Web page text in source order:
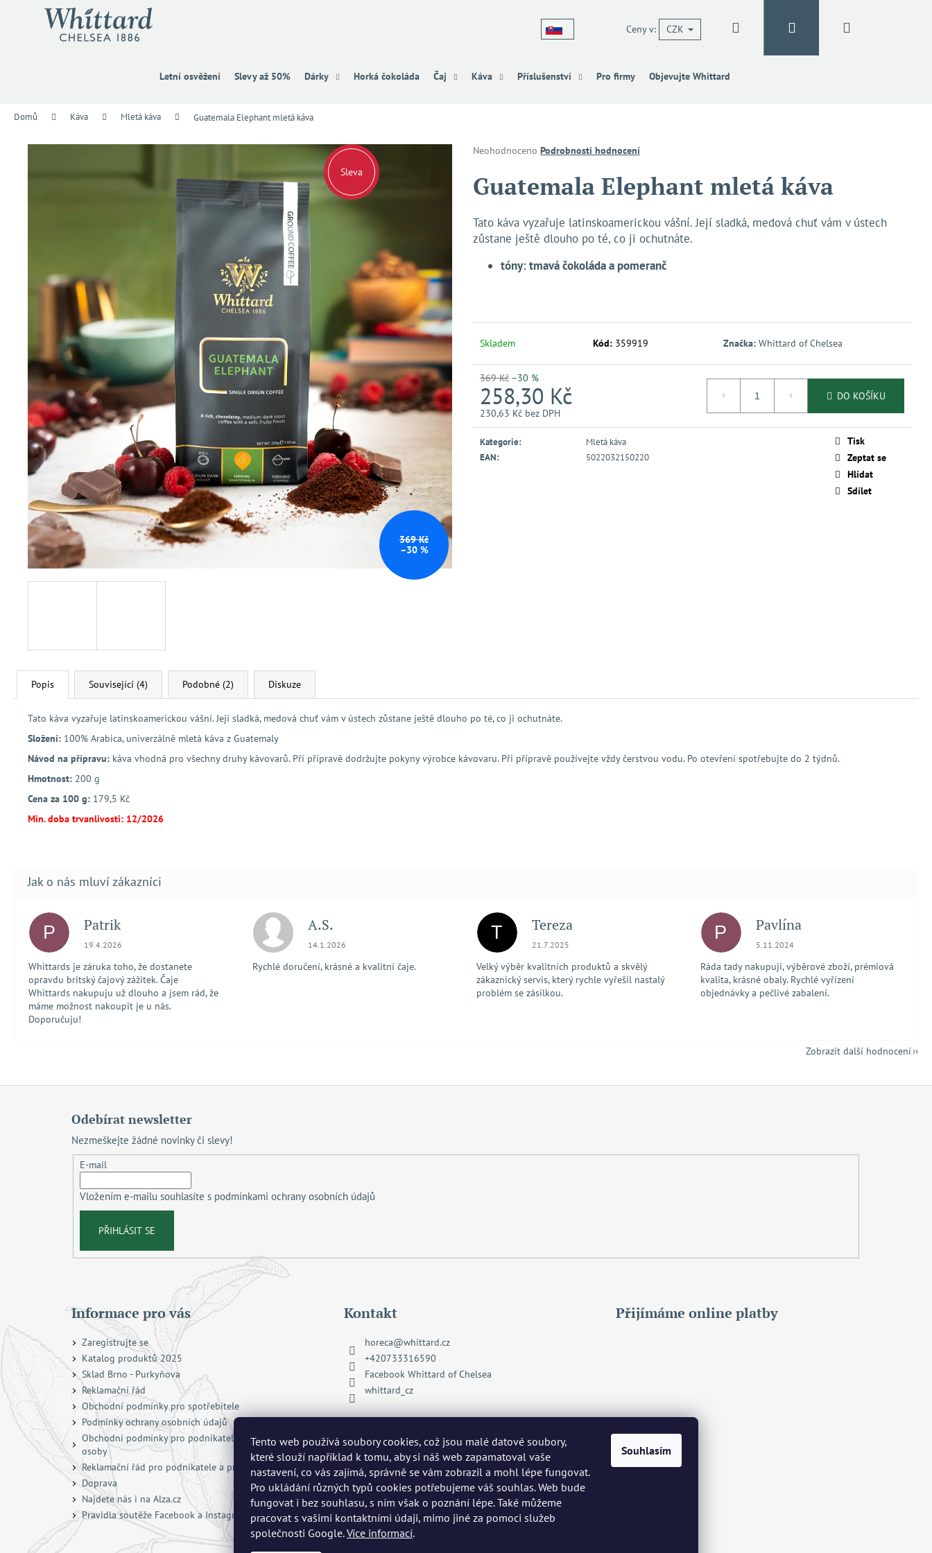
Tento web používá soubory cookies, což jsou malé datové soubory,
které slouží například k tomu, aby si náš web zapamatoval vaše
nastavení, co vás zajímá, správně se vám zobrazil a mohl lépe fungovat.
Pro ukládání různých typů cookies potřebujeme váš souhlas. Web bude
fungovat i bez souhlasu, s ním však o poznání lépe. Také můžeme
pracovat s vašimi kontaktními údaji, mimo jiné za pomoci služeb
společnosti Google.Více informací.
Souhlasím
Letní osvěžení Slevy až 50% Dárky Horká čokoláda Čaj Káva Příslušenství Pro firmy Objevujte Whittard
Ceny v: CZK Přihlášení
Domů Káva Mletá káva Guatemala Elephant mletá káva
Průměrné
produktu
je
z
5
hvězdiček.
Neohodnoceno Podrobnosti hodnocení
Guatemala Elephant mletá káva
Tato káva vyzařuje latinskoamerickou vášní. Její sladká, medová chuť vám v ústech
zůstane ještě dlouho po té, co ji ochutnáte.
tóny: tmavá čokoláda a pomeranč
Skladem Kód: 359919 Značka:Whittard of Chelsea
369 Kč –30 %
258,30 Kč
230,63 Kč bez DPH
Měrná
cena:
DO KOŠÍKU
Kategorie:
Mletá káva
EAN: 5022032150220
Tisk
Zeptat se
Hlídat
Sdílet
Sleva
369 Kč
–30 %
Popis Související (4) Podobné (2) Diskuze
Tato káva vyzařuje latinskoamerickou vášní. Její sladká, medová chuť vám v ústech zůstane ještě dlouho po té, co ji ochutnáte.
Složení: 100% Arabica, univerzálně mletá káva z Guatemaly
Návod na přípravu: káva vhodná pro všechny druhy kávovarů. Při přípravě dodržujte pokyny výrobce kávovaru. Při přípravě používejte vždy čerstvou vodu. Po otevření spotřebujte do 2 týdnů.
Hmotnost: 200 g
Cena za 100 g: 179,5 Kč
Min. doba trvanlivosti: 12/2026
P Patrik
Hodnocení obchodu je 5 z 5 hvězdiček.
19.4.2026
Whittards je záruka toho, že dostanete
opravdu britský čajový zážitek. Čaje
Whittards nakupuju už dlouho a jsem rád, že
máme možnost nakoupit je u nás.
Doporučuju!
A.S.
Hodnocení obchodu je 5 z 5 hvězdiček.
14.1.2026
Rychlé doručení, krásné a kvalitní čaje.
T Tereza
Hodnocení obchodu je 5 z 5 hvězdiček.
21.7.2025
Velký výběr kvalitních produktů a skvělý
zákaznický servis, který rychle vyřešil nastalý
problém se zásilkou.
P Pavlína
Hodnocení obchodu je 5 z 5 hvězdiček.
5.11.2024
Ráda tady nakupuji, výběrové zboží, prémiová
kvalita, krásné obaly. Rychlé vyřízení
objednávky a pečlivé zabalení.
Zobrazit další hodnocení
Zpět
Zpět
Co potřebujete najít?
Doporučujeme
Odebírat newsletter
Nezmeškejte žádné novinky či slevy!
E-mail
Vložením e-mailu souhlasíte s podmínkami ochrany osobních údajů
PŘIHLÁSIT SE
Informace pro vás
Zaregistrujte se
Katalog produktů 2025
Sklad Brno - Purkyňova
Reklamační řád
Obchodní podmínky pro spotřebitele
Podmínky ochrany osobních údajů
Obchodní podmínky pro podnikatele a právnické
osoby
Reklamační řád pro podnikatele a právnické osoby
Doprava
Najdete nás i na Alza.cz
Pravidla soutěže Facebook a Instagram
Kontakt
horeca@whittard.cz
+420733316590
Facebook Whittard of Chelsea
whittard_cz
Přijímáme online platby